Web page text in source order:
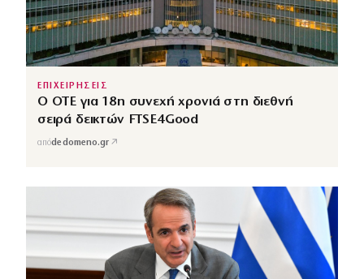
ΕΠΙΧΕΙΡΗΣΕΙΣ
Ο ΟΤΕ για 18η συνεχή χρονιά στη διεθνή
σειρά δεικτών FTSE4Good
απόdedomeno.gr ↗